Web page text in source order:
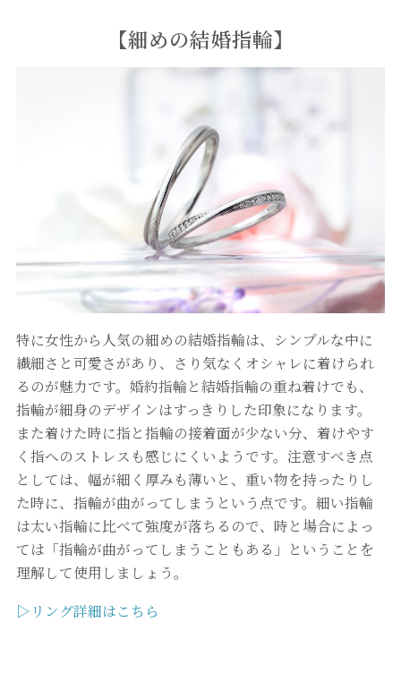
【細めの結婚指輪】
特に女性から人気の細めの結婚指輪は、シンプルな中に
繊細さと可愛さがあり、さり気なくオシャレに着けられ
るのが魅力です。婚約指輪と結婚指輪の重ね着けでも、
指輪が細身のデザインはすっきりした印象になります。
また着けた時に指と指輪の接着面が少ない分、着けやす
く指へのストレスも感じにくいようです。注意すべき点
としては、幅が細く厚みも薄いと、重い物を持ったりし
た時に、指輪が曲がってしまうという点です。細い指輪
は太い指輪に比べて強度が落ちるので、時と場合によっ
ては「指輪が曲がってしまうこともある」ということを
理解して使用しましょう。
▷リング詳細はこちら